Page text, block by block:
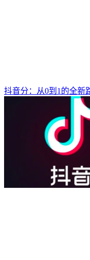
抖音分：从0到1的全新